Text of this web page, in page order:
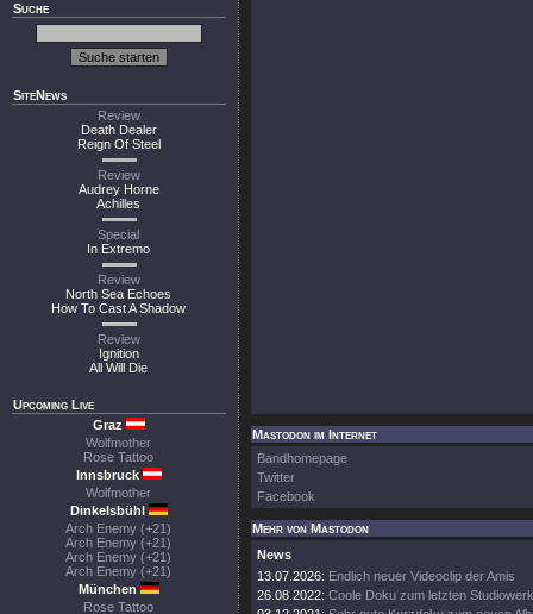
Suche
SiteNews
Review
Death Dealer
Reign Of Steel
Review
Audrey Horne
Achilles
Special
In Extremo
Review
North Sea Echoes
How To Cast A Shadow
Review
Ignition
All Will Die
Upcoming Live
Graz
Wolfmother
Rose Tattoo
Innsbruck
Wolfmother
Dinkelsbühl
Arch Enemy (+21)
Arch Enemy (+21)
Arch Enemy (+21)
Arch Enemy (+21)
München
Rose Tattoo
Mastodon im Internet
Bandhomepage
Twitter
Facebook
Mehr von Mastodon
News
13.07.2026: Endlich neuer Videoclip der Amis
26.08.2022: Coole Doku zum letzten Studiowerk